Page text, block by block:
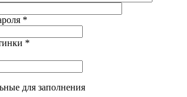
*
*
для заполнения